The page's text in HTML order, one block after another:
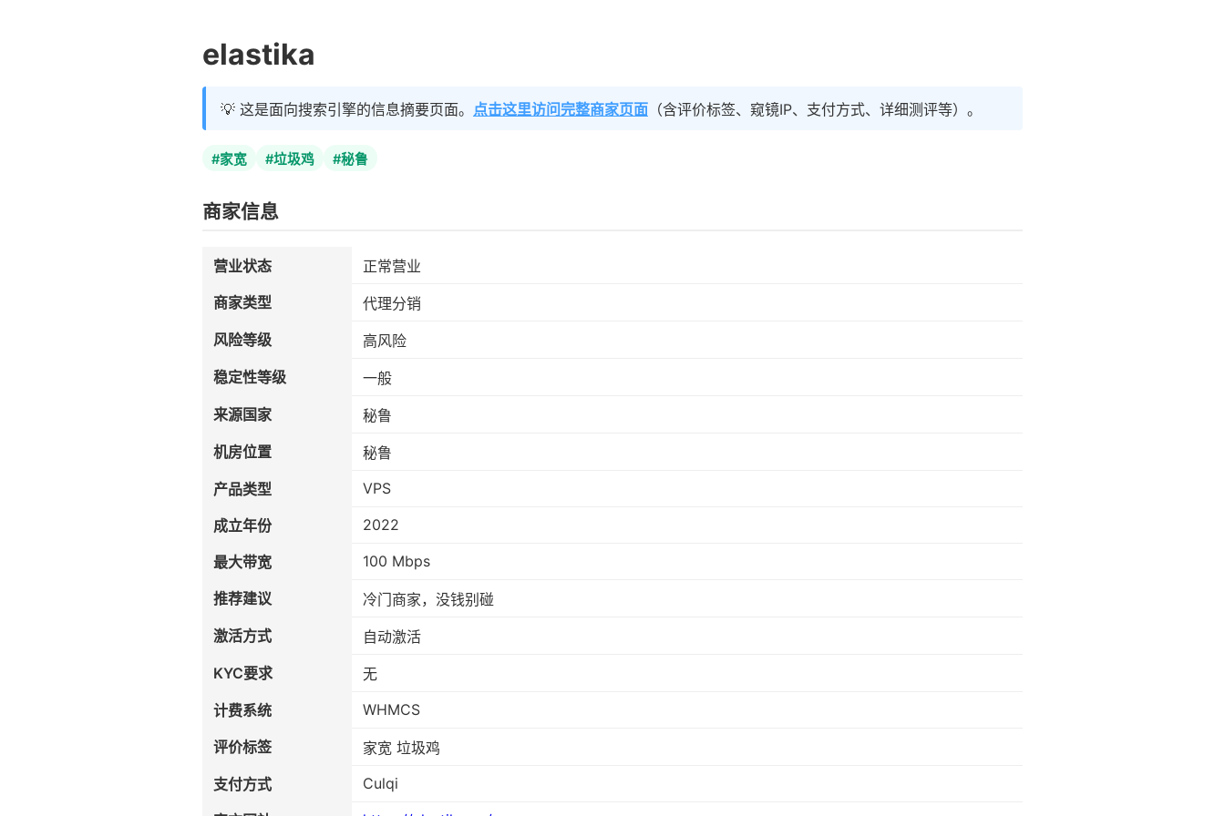
elastika
💡 这是面向搜索引擎的信息摘要页面。 点击这里访问完整商家页面 （含评价标签、窥镜IP、支付方式、详细测评等）。
#家宽 #垃圾鸡 #秘鲁
商家信息
营业状态
正常营业
商家类型
代理分销
风险等级
高风险
稳定性等级
一般
来源国家
秘鲁
机房位置
秘鲁
产品类型
VPS
成立年份 2022
最大带宽 100 Mbps
推荐建议
冷门商家，没钱别碰
激活方式
自动激活
KYC要求
无
计费系统
WHMCS
评价标签
家宽 垃圾鸡
支付方式
Culqi